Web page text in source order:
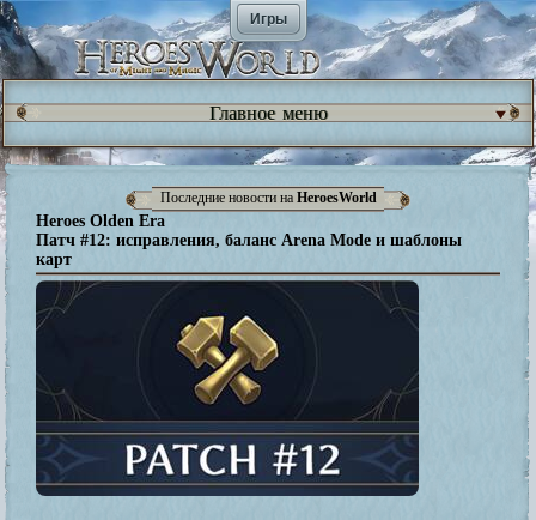
Игры
Главное меню
Последние новости на HeroesWorld
Heroes Olden Era
Патч #12: исправления, баланс Arena Mode и шаблоны
карт